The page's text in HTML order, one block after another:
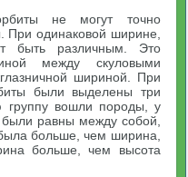
не могут точно
При одинаковой ширине,
быть различным. Это
между скуловыми
шириной. При
были выделены три
группу вошли породы, у
были равны между собой,
больше, чем ширина,
больше, чем высота